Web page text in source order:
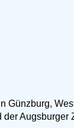
Günzburg,
Augsburger